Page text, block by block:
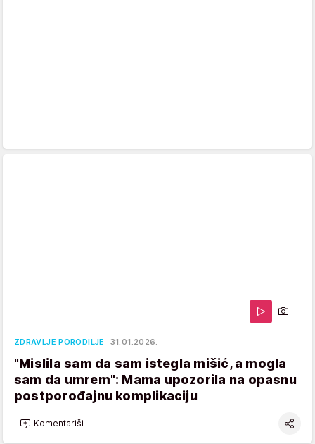
ZDRAVLJE PORODILJE 31.01.2026.
"Mislila sam da sam istegla mišić, a mogla
sam da umrem": Mama upozorila na opasnu
postporođajnu komplikaciju
Komentariši